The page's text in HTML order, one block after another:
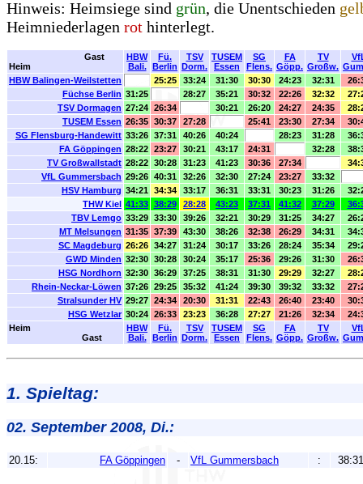
Hinweis: Heimsiege sind grün, die Unentschieden
Heimniederlagen rot hinterlegt.
Gast
Heim
HBW
Bali.
Fü.
Berlin
TSV
Dorm.
TUSEM
Essen
SG
Flens.
FA
Göpp.
TV
Großw.
HBW Balingen-Weilstetten
25:25 33:24 31:30 30:30 24:23 32:31
Füchse Berlin 31:25 28:27 35:21 30:32 22:26 32:32
TSV Dormagen 27:24 26:34 30:21 26:20 24:27 24:35
TUSEM Essen 26:35 30:37 27:28 25:41 23:30 27:34
SG Flensburg-Handewitt 33:26 37:31 40:26 40:24 28:23 31:28
FA Göppingen 28:22 23:27 30:21 43:17 24:31 32:28
TV Großwallstadt 28:22 30:28 31:23 41:23 30:36 27:34
VfL Gummersbach 29:26 40:31 32:26 32:30 27:24 23:27
33:32
HSV Hamburg 34:21 34:34 33:17 36:31 33:31 30:23 31:26
THW Kiel 41:33 38:29 28:28 43:23 37:31 41:32 37:29
TBV Lemgo 33:29 33:30 39:26 32:21 30:29 31:25 34:27
MT Melsungen 31:35 37:39 43:30 38:26 32:38 26:29 34:31
SC Magdeburg 26:26 34:27 31:24 30:17 33:26 28:24 35:34
GWD Minden 32:30 30:28 30:24 35:17 25:36 29:26 31:30
HSG Nordhorn 32:30 36:29 37:25 38:31 31:30 29:29 32:27
Rhein-Neckar-Löwen 37:26 29:25 35:32 41:24 39:30 39:32 33:32
Stralsunder HV 29:27 24:34 20:30 31:31 22:43 26:40 23:40
HSG Wetzlar 30:24 26:33 23:23 36:28 27:27 21:26 32:34
Heim
Gast
HBW
Bali.
Fü.
Berlin
TSV
Dorm.
TUSEM
Essen
SG
Flens.
FA
Göpp.
TV
Großw.
1. Spieltag:
02. September 2008, Di.:
20.15: FA Göppingen - VfL Gummersbach : 38:31